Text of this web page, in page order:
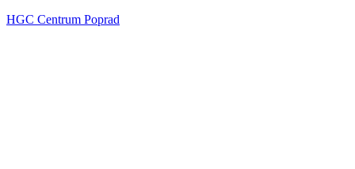
HGC Centrum Poprad